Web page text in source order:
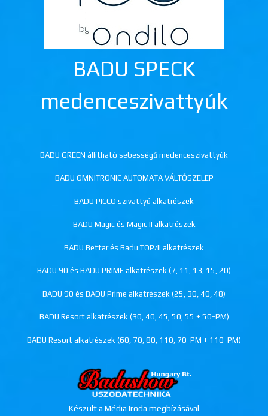
BADU SPECK
medenceszivattyúk
BADU GREEN állítható sebességű medenceszivattyúk
BADU OMNITRONIC AUTOMATA VÁLTÓSZELEP
BADU PICCO szivattyú alkatrészek
BADU Magic és Magic II alkatrészek
BADU Bettar és Badu TOP/II alkatrészek
BADU 90 és BADU PRIME alkatrészek (7, 11, 13, 15, 20)
BADU 90 és BADU Prime alkatrészek (25, 30, 40, 48)
BADU Resort alkatrészek (30, 40, 45, 50, 55 + 50-PM)
BADU Resort alkatrészek (60, 70, 80, 110, 70-PM + 110-PM)
Készült a Média Iroda megbízásával